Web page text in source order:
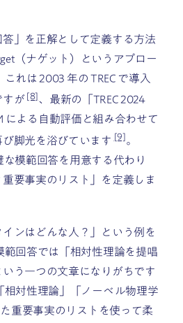
」を正解として定義する方法
（ナゲット）というアプロー
れは 2003 年の TREC で導入
すが [8]、最新の「TREC 2024
による自動評価と組み合わせて
脚光を浴びています[9]。
な模範回答を用意する代わり
要事実のリスト」を定義しま
ンはどんな人？」という例を
範回答では「相対性理論を提唱
う一つの文章になりがちです
相対性理論」「ノーベル物理学
重要事実のリストを使って柔